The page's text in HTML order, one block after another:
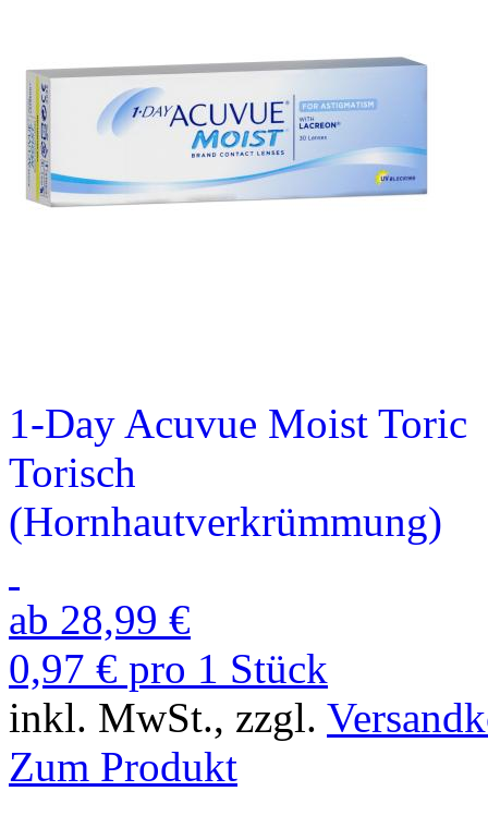
1-Day Acuvue Moist Toric
Torisch
(Hornhaut­verkrümmung)
ab 28,99 €
0,97 € pro 1 Stück
inkl. MwSt., zzgl.
Zum Produkt